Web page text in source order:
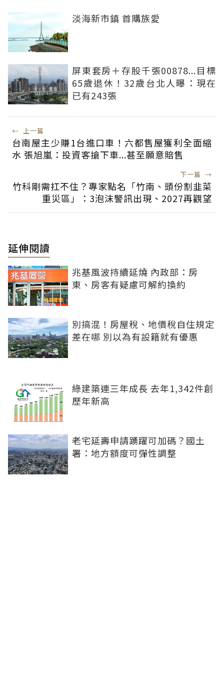
淡海新市鎮 首購族愛
屏東套房＋存股千張00878...目標
65歲退休！32歲台北人曝：現在
已有243張
← 上一篇
台南屋主少賺1台進口車！六都售屋獲利全面縮
水 張旭嵐：投資客搶下車...甚至願意賠售
下一篇 →
竹科剛需扛不住？專家點名「竹南、頭份割韭菜
重災區」：3泡沫警訊出現、2027再觀望
延伸閱讀
兆基風波持續延燒 內政部：房
東、房客有疑慮可解約換約
別搞混！房屋稅、地價稅自住規定
差在哪 別以為有設籍就有優惠
綠建築連三年成長 去年1,342件創
歷年新高
老宅延壽申請踴躍可加碼？國土
署：地方額度可彈性調整